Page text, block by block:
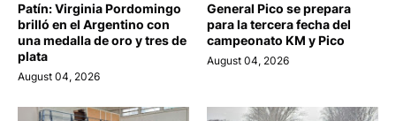
Patín: Virginia Pordomingo
brilló en el Argentino con
una medalla de oro y tres de
plata
August 04, 2026
General Pico se prepara
para la tercera fecha del
campeonato KM y Pico
August 04, 2026